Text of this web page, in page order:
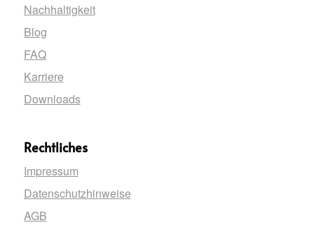
Nachhaltigkeit
Blog
FAQ
Karriere
Downloads
Rechtliches
Impressum
Datenschutzhinweise
AGB